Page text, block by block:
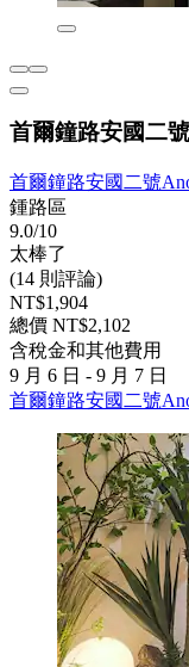
首爾鐘路安國二
首爾鐘路安國二號
鍾路區
9.0/10
太棒了
(14 則評論)
NT$1,904
總價 NT$2,102
含稅金和其他費用
9 月 6 日 - 9 月 7 日
首爾鐘路安國二號